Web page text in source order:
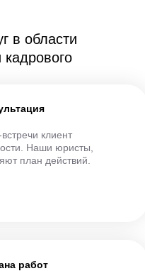
в области
кадрового
клиент
Наши юристы,
план действий.
работ